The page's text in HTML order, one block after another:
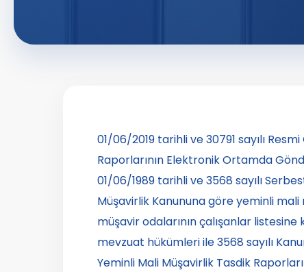
01/06/2019 tarihli ve 30791 sayılı
Raporlarının Elektronik Ortamda
01/06/1989 tarihli ve 3568 sayılı
Müşavirlik Kanununa göre yeminli
müşavir odalarının çalışanlar
mevzuat hükümleri ile 3568 sayılı
Yeminli Mali Müşavirlik Tasdik